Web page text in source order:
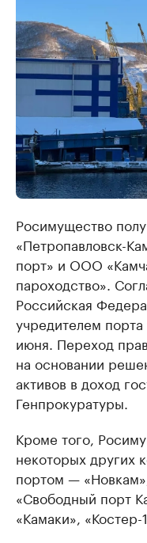
Росимущество
«Петропавловск-
порт» и ООО
пароходство».
Российская
учредителем
июня. Переход
на основании
активов в доход
Генпрокуратуры.
Кроме того,
некоторых других
портом —
«Свободный порт
«Камаки», «Костер-